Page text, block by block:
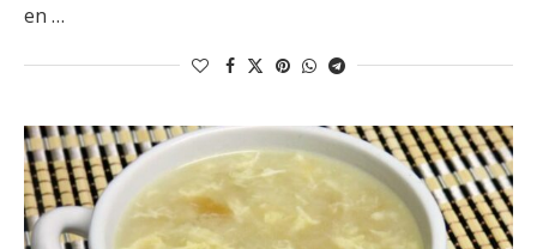
en …